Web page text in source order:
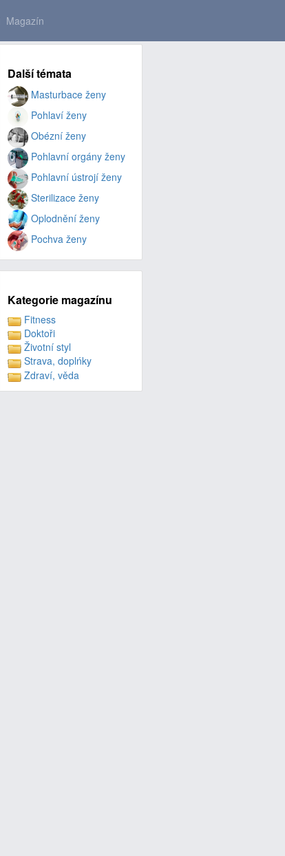
Magazín
Další témata
Masturbace ženy
Pohlaví ženy
Obézní ženy
Pohlavní orgány ženy
Pohlavní ústrojí ženy
Sterilizace ženy
Oplodnění ženy
Pochva ženy
Kategorie magazínu
Fitness
Doktoři
Životní styl
Strava, doplńky
Zdraví, věda